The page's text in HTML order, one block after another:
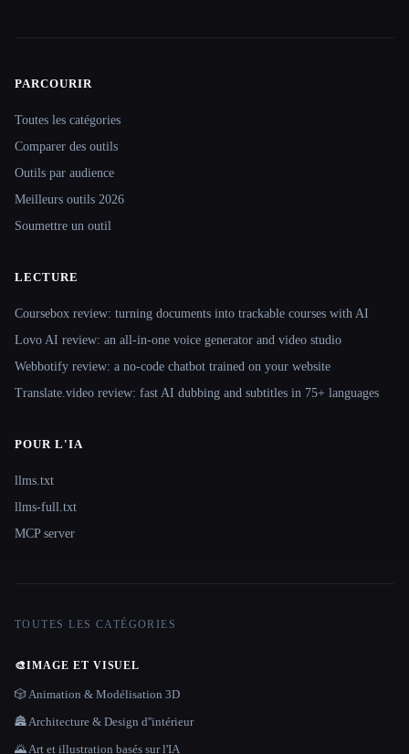
Site navigation
PARCOURIR
Toutes les catégories
Comparer des outils
Outils par audience
Meilleurs outils 2026
Soumettre un outil
LECTURE
Coursebox review: turning documents into trackable courses with AI
Lovo AI review: an all-in-one voice generator and video studio
Webbotify review: a no-code chatbot trained on your website
Translate.video review: fast AI dubbing and subtitles in 75+ languages
POUR L'IA
llms.txt
llms-full.txt
MCP server
TOUTES LES CATÉGORIES
🎨IMAGE ET VISUEL
🎲 Animation & Modélisation 3D
🏯 Architecture & Design d''intérieur
🌄 Art et illustration basés sur l'IA